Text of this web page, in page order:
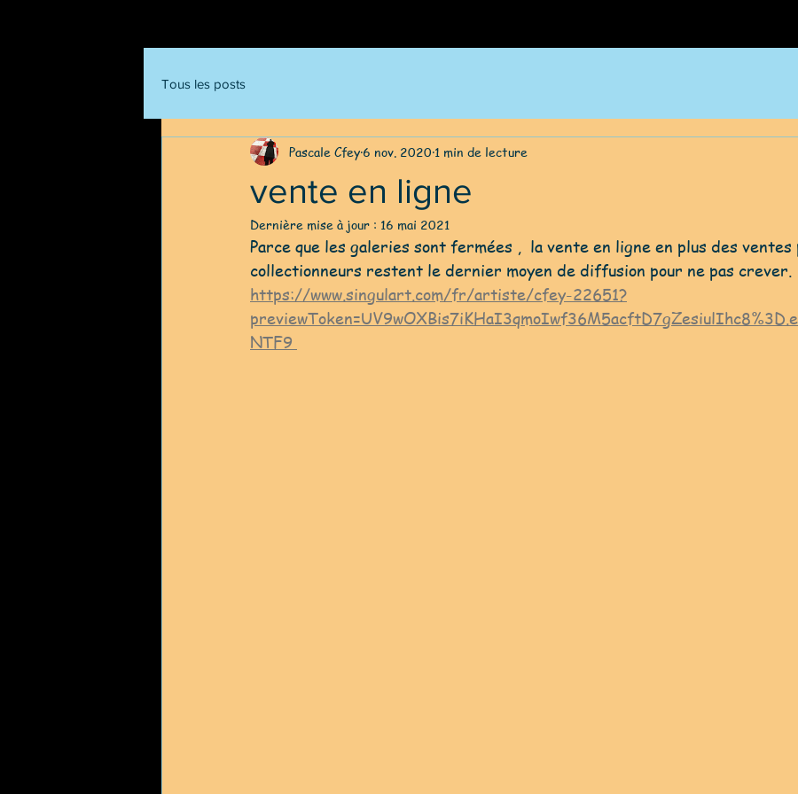
Tous les posts
vente en ligne
Pascale Cfey 6 nov. 2020 1 min de lecture
Dernière mise à jour : 16 mai 2021
Parce que les galeries sont fermées ,  la vente en ligne en plus des ventes
collectionneurs restent le dernier moyen de diffusion pour ne pas crever.
https://www.singulart.com/fr/artiste/cfey-22651?
NTF9